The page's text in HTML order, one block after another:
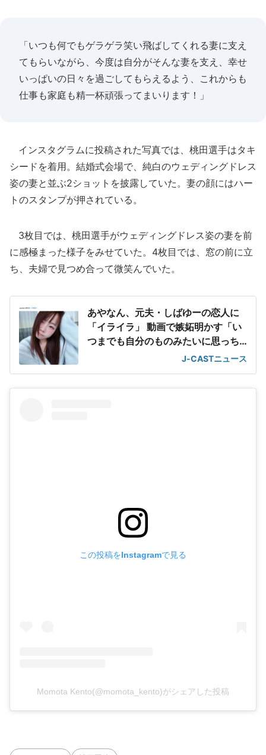
「いつも何でもゲラゲラ笑い飛ばしてくれる妻に支え
てもらいながら、今度は自分がそんな妻を支え、幸せ
いっぱいの日々を過ごしてもらえるよう、これからも
仕事も家庭も精一杯頑張ってまいります！」
インスタグラムに投稿された写真では、桃田選手はタキ
シードを着用。結婚式会場で、純白のウェディングドレス
姿の妻と並ぶ2ショットを披露していた。妻の顔にはハー
トのスタンプが押されている。
3枚目では、桃田選手がウェディングドレス姿の妻を前
に感極まった様子をみせていた。4枚目では、窓の前に立
ち、夫婦で見つめ合って微笑んでいた。
あやなん、元夫・しばゆーの恋人に
「イライラ」 動画で嫉妬明かす「い
つまでも自分のものみたいに思っち
J-CASTニュース
この投稿をInstagramで見る
Momota Kento(@momota_kento)がシェアした投稿